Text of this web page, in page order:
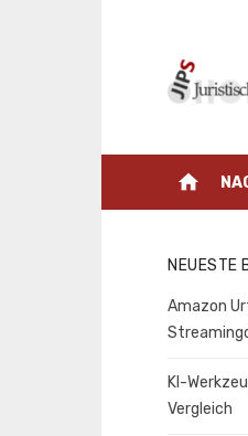
home
NEUESTE
Amazon
KI-
Vergleich